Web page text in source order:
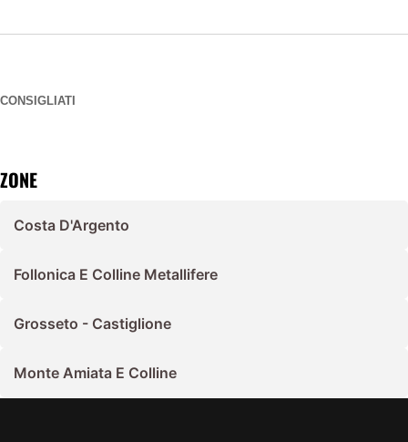
CONSIGLIATI
ZONE
Costa D'Argento
Follonica E Colline Metallifere
Grosseto - Castiglione
Monte Amiata E Colline